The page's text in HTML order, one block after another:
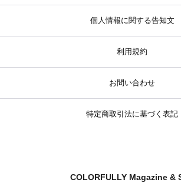
個人情報に関する告知文
利用規約
お問い合わせ
特定商取引法に基づく表記
COLORFULLY Magazine &